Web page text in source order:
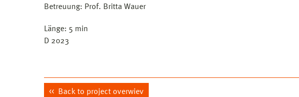
Betreuung: Prof. Britta Wauer
Länge: 5 min
D 2023
Back to project overwiev